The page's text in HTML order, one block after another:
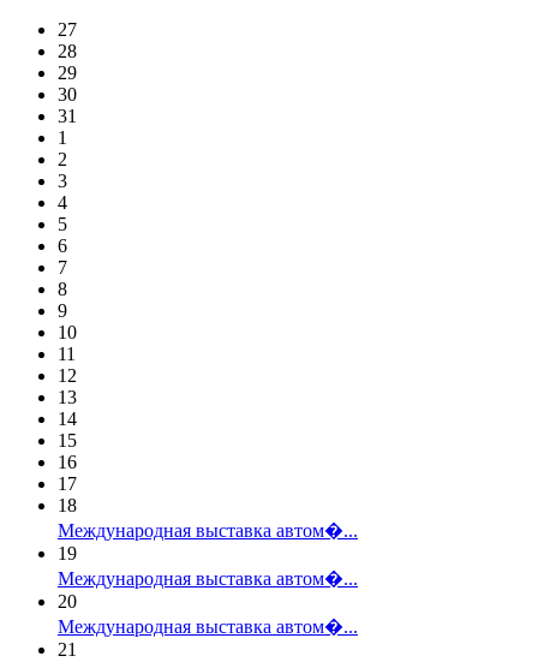
27
28
29
30
31
1
2
3
4
5
6
7
8
9
10
11
12
13
14
15
16
17
18
Международная выставка автом�...
19
Международная выставка автом�...
20
Международная выставка автом�...
21